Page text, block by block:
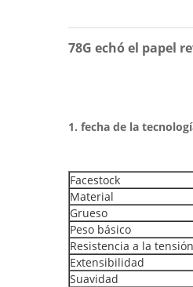
78G echó el papel
1. fecha de la
Facestock
Material
Grueso
Peso básico
Resistencia a la tensión
Extensibilidad
Suavidad